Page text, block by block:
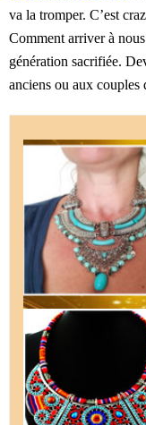
va la tromper. C’est
Comment arriver à
génération sacrifiée.
anciens ou aux couples